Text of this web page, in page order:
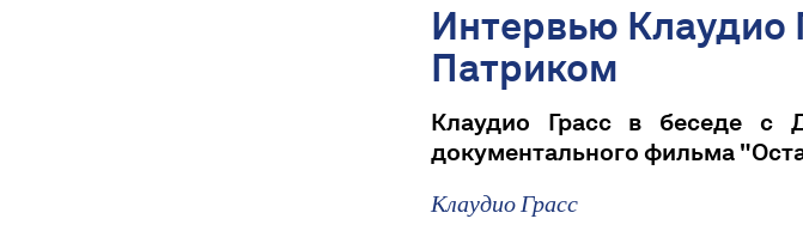
Интервью
Патриком
Клаудио Грасс в беседе с
документального фильма
Клаудио Грасс